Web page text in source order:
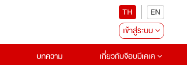
TH
EN
เข้าสู่ระบบ
บทความ เกี่ยวกับจ๊อบบีเคเค